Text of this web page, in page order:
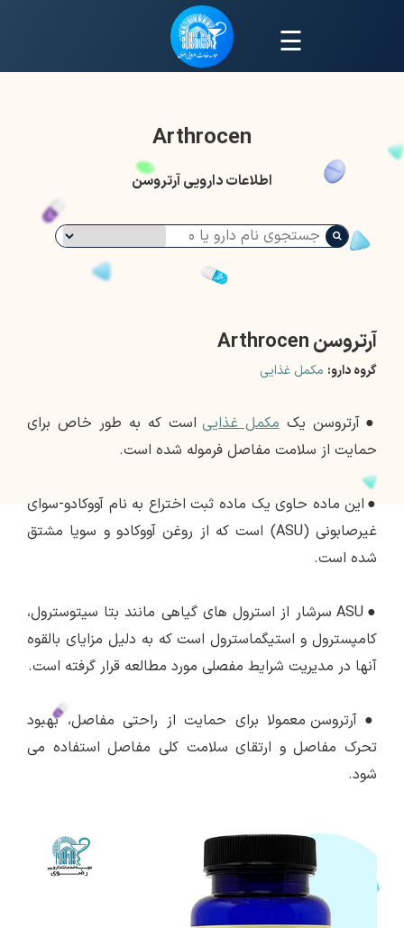
☰
Arthrocen
اطلاعات دارویی آرتروسن
آرتروسن Arthrocen
گروه دارو: مکمل غذایی
●آرتروسن یکمکمل غذایی است که به طور خاص برای
حمایت از سلامت مفاصل فرموله شده است.
● این ماده حاوی یک ماده ثبت اختراع به نام آووکادو-سوای
غیرصابونی (ASU) است که از روغن آووکادو و سویا مشتق
شده است.
●
ASU سرشار از استرول های گیاهی مانند بتا سیتوسترول،
کامپسترول و استیگماسترول است که به دلیل مزایای بالقوه
آنها در مدیریت شرایط مفصلی مورد مطالعه قرار گرفته است.
● آرتروسن معمولا برای حمایت از راحتی مفاصل، بهبود
تحرک مفاصل و ارتقای سلامت کلی مفاصل استفاده می
شود.